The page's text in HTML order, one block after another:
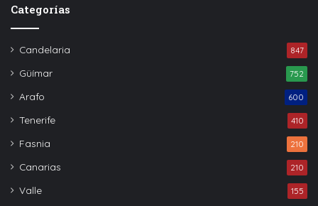
Categorías
Candelaria 847
Güímar 752
Arafo 600
Tenerife 410
Fasnia 210
Canarias 210
Valle 155